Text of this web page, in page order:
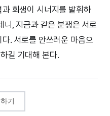
희생이 시너지를 발휘하
니, 지금과 같은 분쟁은 서로
. 서로를 안쓰러운 마음으
길 기대해 본다.
기